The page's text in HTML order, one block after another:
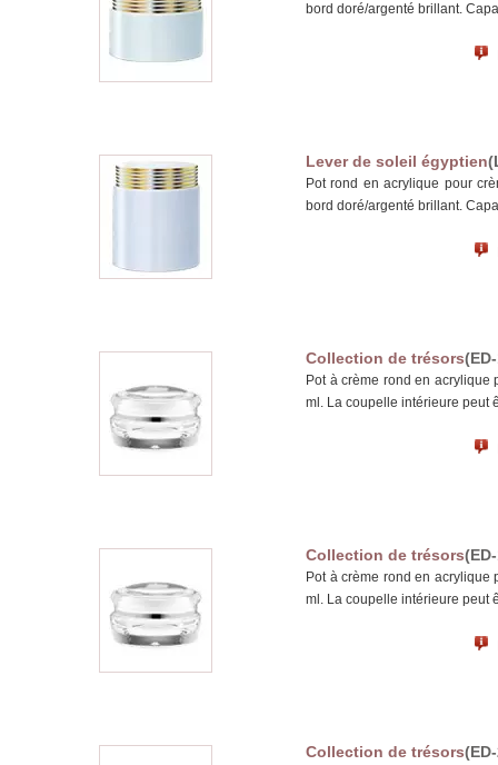
bord doré/argenté brillant.
Lever de soleil égyptien
Pot rond en acrylique pour
bord doré/argenté brillant.
Collection de trésors
Pot à crème rond en
ml. La coupelle intérieure peut
Collection de trésors
Pot à crème rond en
ml. La coupelle intérieure peut
Collection de trésors